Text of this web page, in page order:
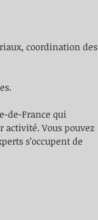
coordination des
de-France qui
activité. Vous pouvez
s’occupent de